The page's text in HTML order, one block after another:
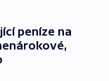
peníze na